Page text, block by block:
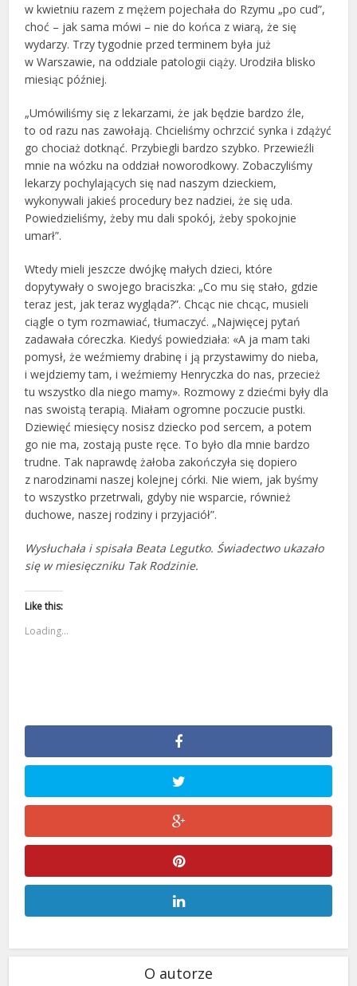
w kwietniu razem z mężem pojechała do Rzymu „po cud”,
choć – jak sama mówi – nie do końca z wiarą, że się
wydarzy. Trzy tygodnie przed terminem była już
w Warszawie, na oddziale patologii ciąży. Urodziła blisko
miesiąc później.
„Umówiliśmy się z lekarzami, że jak będzie bardzo źle,
to od razu nas zawołają. Chcieliśmy ochrzcić synka i zdążyć
go chociaż dotknąć. Przybiegli bardzo szybko. Przewieźli
mnie na wózku na oddział noworodkowy. Zobaczyliśmy
lekarzy pochylających się nad naszym dzieckiem,
wykonywali jakieś procedury bez nadziei, że się uda.
Powiedzieliśmy, żeby mu dali spokój, żeby spokojnie
umarł”.
Wtedy mieli jeszcze dwójkę małych dzieci, które
dopytywały o swojego braciszka: „Co mu się stało, gdzie
teraz jest, jak teraz wygląda?”. Chcąc nie chcąc, musieli
ciągle o tym rozmawiać, tłumaczyć. „Najwięcej pytań
zadawała córeczka. Kiedyś powiedziała: «A ja mam taki
pomysł, że weźmiemy drabinę i ją przystawimy do nieba,
i wejdziemy tam, i weźmiemy Henryczka do nas, przecież
tu wszystko dla niego mamy». Rozmowy z dziećmi były dla
nas swoistą terapią. Miałam ogromne poczucie pustki.
Dziewięć miesięcy nosisz dziecko pod sercem, a potem
go nie ma, zostają puste ręce. To było dla mnie bardzo
trudne. Tak naprawdę żałoba zakończyła się dopiero
z narodzinami naszej kolejnej córki. Nie wiem, jak byśmy
to wszystko przetrwali, gdyby nie wsparcie, również
duchowe, naszej rodziny i przyjaciół”.
Wysłuchała i spisała Beata Legutko. Świadectwo ukazało
się w miesięczniku Tak Rodzinie.
Like this:
Loading...
O autorze